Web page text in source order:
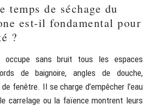
temps de séchage du
est-il fondamental pour
?
occupe sans bruit tous les espaces
de baignoire, angles de douche,
fenêtre. Il se charge d’empêcher l’eau
carrelage ou la faïence montrent leurs